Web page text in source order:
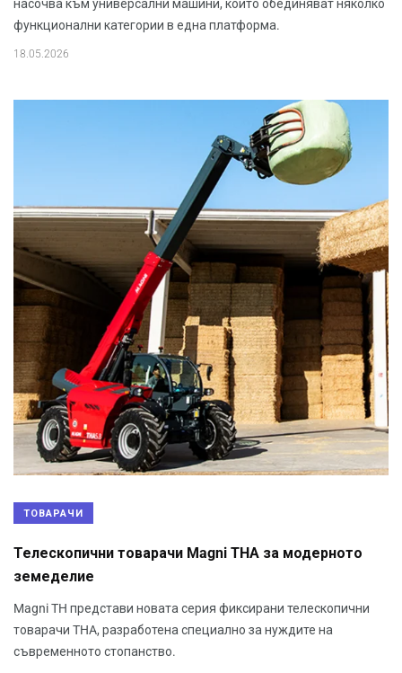
насочва към универсални машини, които обединяват няколко
функционални категории в една платформа.
18.05.2026
ТОВАРАЧИ
Телескопични товарачи Magni THA за модерното
земеделие
Magni TH представи новата серия фиксирани телескопични
товарачи THA, разработена специално за нуждите на
съвременното стопанство.